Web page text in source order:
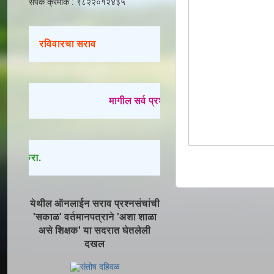
संपर्क क्रमांक : ९८२२०१२४३५
रविवारचा सराव
मागील सर्व प्रश्नसंच सोडवण्यासाठी येथे क्लिक
करा.
येथील ऑनलाईन सराव प्रश्नसंचांची
'सकाळ' वर्तमानपत्राने 'अशा शाळा
असे शिक्षक' या सदरात घेतलेली
दखल